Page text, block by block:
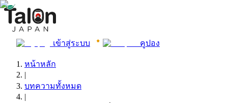
เข้าสู่ระบบ คูปอง
หน้าหลัก
|
บทความทั้งหมด
|